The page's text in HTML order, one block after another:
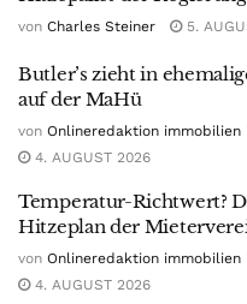
von Charles Steiner 5.
Butler’s zieht in
auf der MaHü
von Onlineredaktion immobilien
4. AUGUST 2026
Temperatur-Richtwert?
Hitzeplan der
von Onlineredaktion immobilien
4. AUGUST 2026